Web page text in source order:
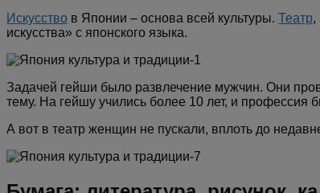
Искусство в Японии – основа всей культуры. Театр,
искусства» с японского языка.
Задачей гейши было развлечение мужчин. Они
тему. На гейшу учились более 10 лет, и профессия
А вот в театр женщин не пускали, вплоть до